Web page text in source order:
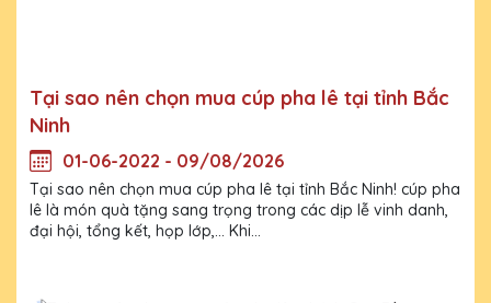
Tại sao nên chọn mua cúp pha lê tại tỉnh Bắc
Ninh
01-06-2022 - 09/08/2026
Tại sao nên chọn mua cúp pha lê tại tỉnh Bắc Ninh! cúp pha
lê là món quà tặng sang trọng trong các dịp lễ vinh danh,
đại hội, tổng kết, họp lớp,... Khi...